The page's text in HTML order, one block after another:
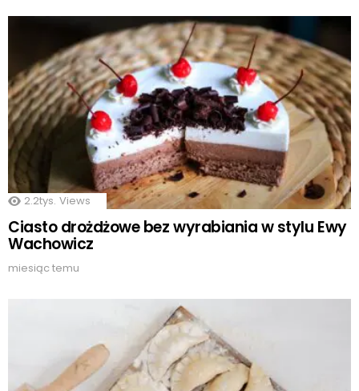
2.2tys. Views
Ciasto drożdżowe bez wyrabiania w stylu Ewy
Wachowicz
miesiąc temu